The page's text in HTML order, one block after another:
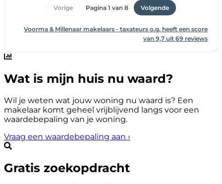
Wat is mijn huis nu waard?
Wil je weten wat jouw woning nu waard is? Een
makelaar komt geheel vrijblijvend langs voor een
waardebepaling van je woning.
Vraag een waardebepaling aan ›
Gratis zoekopdracht